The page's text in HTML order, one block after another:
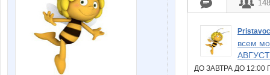
всем
ДО ЗАВТРА ДО